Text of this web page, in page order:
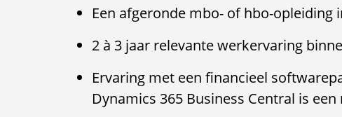
Een afgeronde mbo- of hbo-opleiding
2 à 3 jaar relevante werkervaring
Ervaring met een financieel
Dynamics 365 Business Central is